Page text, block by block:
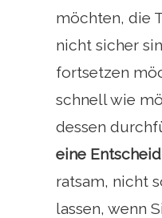
möchten, die
nicht sicher
fortsetzen
schnell wie
dessen
eine
ratsam, nicht
lassen, wenn